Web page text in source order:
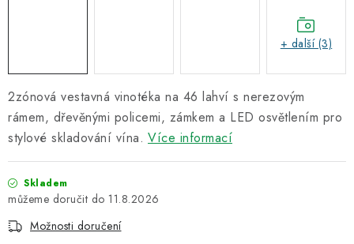
2zónová vestavná vinotéka na 46 lahví s nerezovým
rámem, dřevěnými policemi, zámkem a LED osvětlením pro
stylové skladování vína. Více informací
Skladem
11.8.2026
Možnosti doručení
+ další (3)